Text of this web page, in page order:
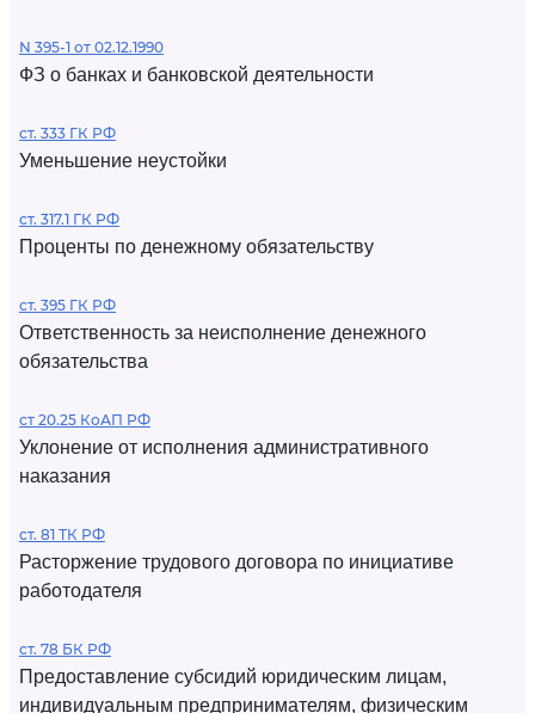
N 395-1 от 02.12.1990
ФЗ о банках и банковской деятельности
ст. 333 ГК РФ
Уменьшение неустойки
ст. 317.1 ГК РФ
Проценты по денежному обязательству
ст. 395 ГК РФ
Ответственность за неисполнение денежного
обязательства
ст 20.25 КоАП РФ
Уклонение от исполнения административного
наказания
ст. 81 ТК РФ
Расторжение трудового договора по инициативе
работодателя
ст. 78 БК РФ
Предоставление субсидий юридическим лицам,
индивидуальным предпринимателям, физическим